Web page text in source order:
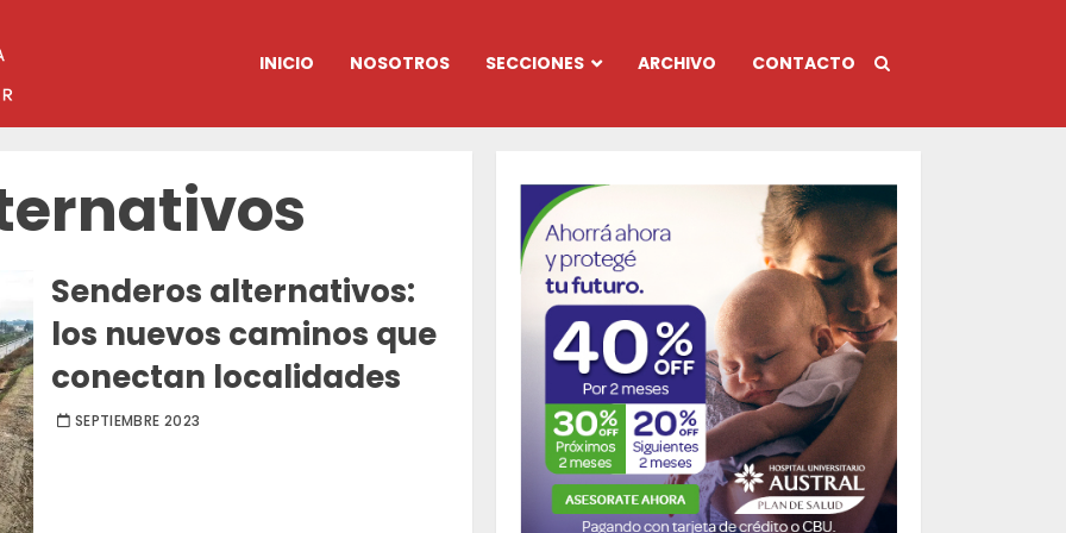
INICIO NOSOTROS SECCIONES ARCHIVO CONTACTO
Senderos alternativos:
los nuevos caminos que
conectan localidades
SEPTIEMBRE 2023